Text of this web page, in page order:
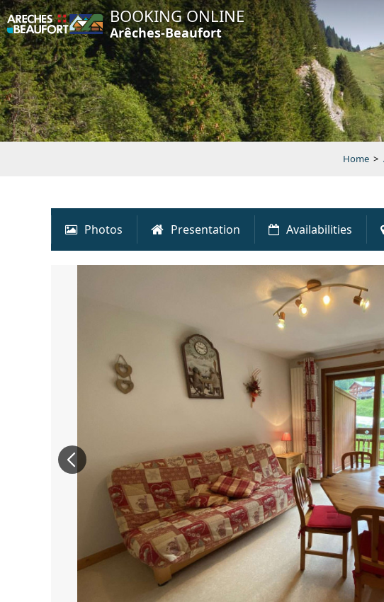
BOOKING ONLINE
Arêches-Beaufort
Home >
Photos Presentation Availabilities